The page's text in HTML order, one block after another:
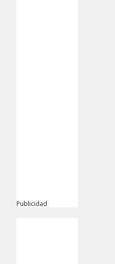
Publicidad